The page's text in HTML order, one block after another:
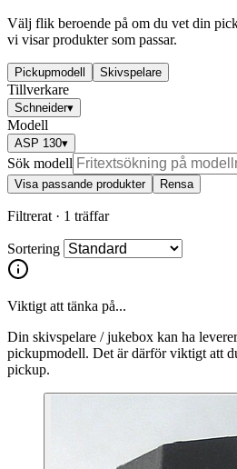
Välj flik beroende på om du vet din
vi visar produkter som passar.
Pickupmodell Skivspelare
Tillverkare
Schneider▾
Modell
ASP 130▾
Sök modell
Visa passande produkter Rensa
Filtrerat · 1 träffar
Sortering
Viktigt att tänka på...
Din skivspelare / jukebox kan ha
pickupmodell. Det är därför viktigt att
pickup.